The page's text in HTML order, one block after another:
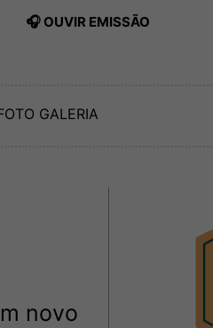
🎧 OUVIR EMISSÃO
GALERIA
novo